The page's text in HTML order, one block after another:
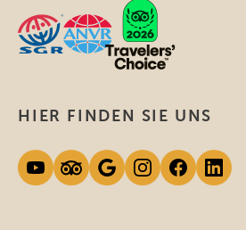
HIER FINDEN SIE UNS